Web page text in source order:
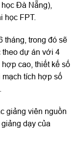
Đà Nẵng),
học FPT.
tháng, trong đó sẽ
theo dự án với 4
hợp cao, thiết kế số
tích hợp số
giảng viên nguồn
dạy của